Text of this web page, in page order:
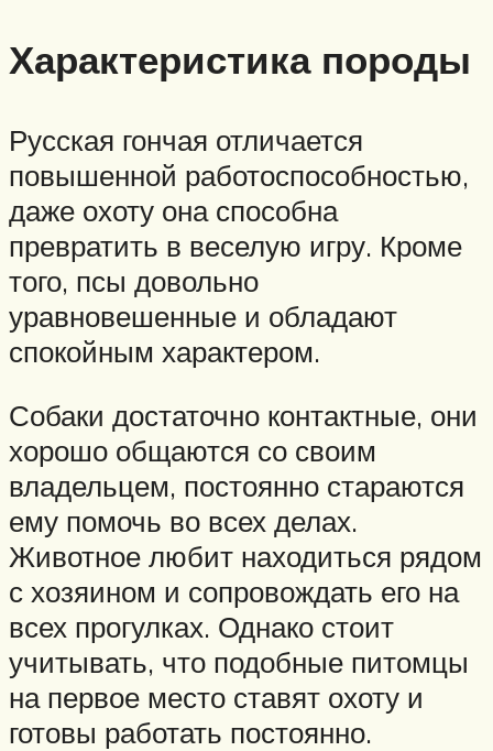
Характеристика породы
Русская гончая отличается
повышенной работоспособностью,
даже охоту она способна
превратить в веселую игру. Кроме
того, псы довольно
уравновешенные и обладают
спокойным характером.
Собаки достаточно контактные, они
хорошо общаются со своим
владельцем, постоянно стараются
ему помочь во всех делах.
Животное любит находиться рядом
с хозяином и сопровождать его на
всех прогулках. Однако стоит
учитывать, что подобные питомцы
на первое место ставят охоту и
готовы работать постоянно.